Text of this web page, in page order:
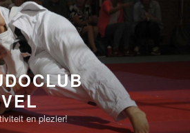
en plezier!